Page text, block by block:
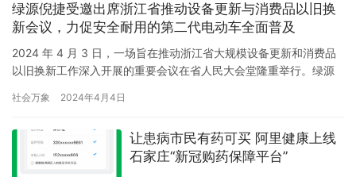
绿源倪捷受邀出席浙江省推动设备更新与消费品以旧换
新会议，力促安全耐用的第二代电动车全面普及
2024 年 4 月 3 日，一场旨在推动浙江省大规模设备更新和消费品
以旧换新工作深入开展的重要会议在省人民大会堂隆重举行。绿源
有限公司董事局主席倪捷亲临现场，深入参与讨论电动车以旧换新
号召。随着电动车技术的不断进步和市场的快速发展，许多老旧…
社会万象 2024年4月4日
让患病市民有药可买 阿里健康上线
石家庄“新冠购药保障平台”